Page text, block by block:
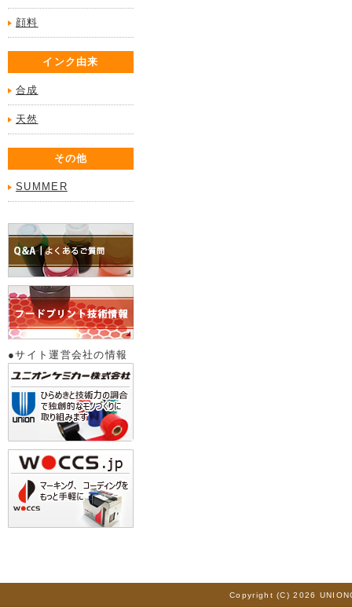
顔料
インク由来
合成
天然
その他
SUMMER
●サイト運営会社の情報
Copyright (C) 2026